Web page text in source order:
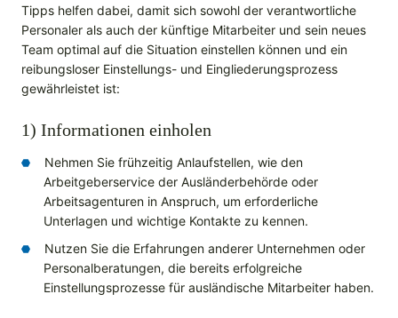
Tipps helfen dabei, damit sich sowohl der verantwortliche
Personaler als auch der künftige Mitarbeiter und sein neues
Team optimal auf die Situation einstellen können und ein
reibungsloser Einstellungs- und Eingliederungsprozess
gewährleistet ist:
1) Informationen einholen
Nehmen Sie frühzeitig Anlaufstellen, wie den
Arbeitgeberservice der Ausländerbehörde oder
Arbeitsagenturen in Anspruch, um erforderliche
Unterlagen und wichtige Kontakte zu kennen.
Nutzen Sie die Erfahrungen anderer Unternehmen oder
Personalberatungen, die bereits erfolgreiche
Einstellungsprozesse für ausländische Mitarbeiter haben.